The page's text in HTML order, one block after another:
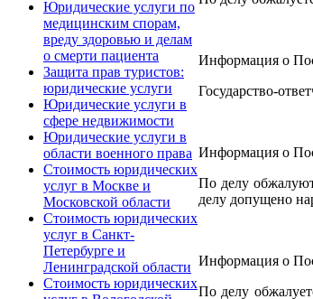
Юридические услуги по
медицинским спорам,
вреду здоровью и делам
о смерти пациента
Защита прав туристов:
юридические услуги
Юридические услуги в
сфере недвижимости
Юридические услуги в
области военного права
Стоимость юридических
услуг в Москве и
Московской области
Стоимость юридических
услуг в Санкт-
Петербурге и
Ленинградской области
Стоимость юридических
Информация о
Государство-
Информация о
По делу
делу допущено
Информация о
По делу